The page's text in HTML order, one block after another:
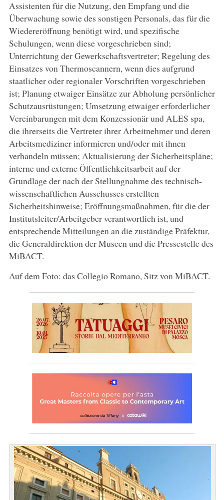
Assistenten für die Nutzung, den Empfang und die
Überwachung sowie des sonstigen Personals, das für die
Wiedereröffnung benötigt wird, und spezifische
Schulungen, wenn diese vorgeschrieben sind;
Unterrichtung der Gewerkschaftsvertreter; Regelung des
Einsatzes von Thermoscannern, wenn dies aufgrund
staatlicher oder regionaler Vorschriften vorgeschrieben
ist; Planung etwaiger Einsätze zur Abholung persönlicher
Schutzausrüstungen; Umsetzung etwaiger erforderlicher
Vereinbarungen mit dem Konzessionär und ALES spa,
die ihrerseits die Vertreter ihrer Arbeitnehmer und deren
Arbeitsmediziner informieren und/oder mit ihnen
verhandeln müssen; Aktualisierung der Sicherheitspläne;
interne und externe Öffentlichkeitsarbeit auf der
Grundlage der nach der Stellungnahme des technisch-
wissenschaftlichen Ausschusses erstellten
Sicherheitshinweise; Eröffnungsmaßnahmen, für die der
Institutsleiter/Arbeitgeber verantwortlich ist, und
entsprechende Mitteilungen an die zuständige Präfektur,
die Generaldirektion der Museen und die Pressestelle des
MiBACT.
Auf dem Foto: das Collegio Romano, Sitz von MiBACT.